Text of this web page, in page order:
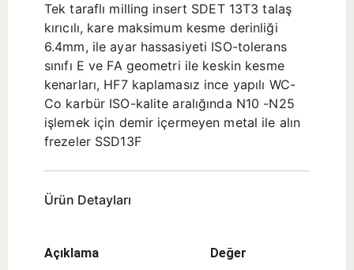
Tek taraflı milling insert SDET 13T3 talaş
kırıcılı, kare maksimum kesme derinliği
6.4mm, ile ayar hassasiyeti ISO-tolerans
sınıfı E ve FA geometri ile keskin kesme
kenarları, HF7 kaplamasız ince yapılı WC-
Co karbür ISO-kalite aralığında N10 -N25
işlemek için demir içermeyen metal ile alın
frezeler SSD13F
Ürün Detayları
Açıklama Değer